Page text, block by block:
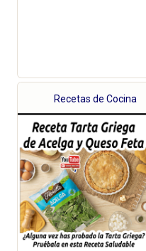
Recetas de Cocina